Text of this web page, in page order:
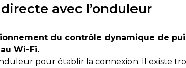
avec l’onduleur
du contrôle dynamique de
Wi-Fi.
pour établir la connexion. Il existe